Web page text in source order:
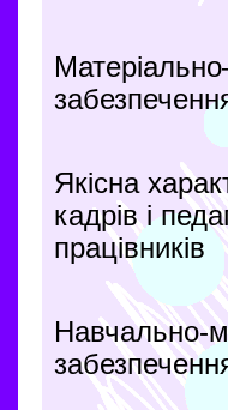
Якісна
кадрів і
працівників
Навчально-